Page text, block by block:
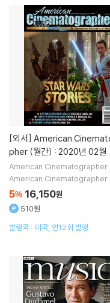
[외서]
pher (월간) : 2020년 02월
American Cinematographer
American Cinematographer
5% 16,150원
510원
발행국 : 미국, 연12회 발행